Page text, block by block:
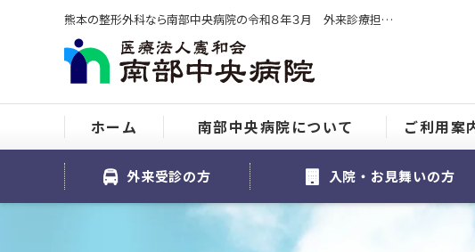
熊本の整形外科なら南部中央病院の令和８年３月 外来診療担当表をご紹介
ホーム 南部中央病院について ご利用案
外来受診の方 入院・お見舞いの方